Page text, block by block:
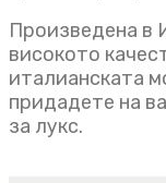
Произведена в
високото
италианската
придадете на
за лукс.